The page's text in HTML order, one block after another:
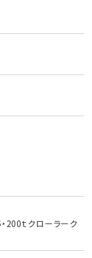
200ｔクローラーク